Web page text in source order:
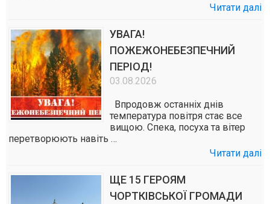
Читати далі
УВАГА!
ПОЖЕЖОНЕБЕЗПЕЧНИЙ
ПЕРІОД!
03.08.2026
Впродовж останніх днів
температура повітря стає все
вищою. Спека, посуха та вітер
перетворюють навіть …
Читати далі
ЩЕ 15 ГЕРОЯМ
ЧОРТКІВСЬКОЇ ГРОМАДИ